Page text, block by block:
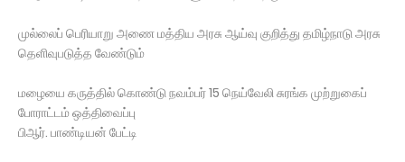
முல்லைப் பெரியாறு அணை மத்திய அரசு ஆய்வு குறித்து தமிழ்நாடு அரசு
தெளிவுபடுத்த வேண்டும்
மழையை கருத்தில் கொண்டு நவம்பர் 15 நெய்வேலி சுரங்க முற்றுகைப்
போராட்டம் ஒத்திவைப்பு
பிஆர். பாண்டியன் பேட்டி